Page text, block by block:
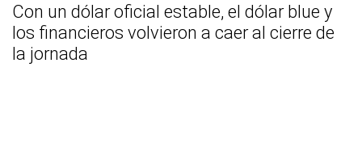
Con un dólar oficial estable, el dólar blue y
los financieros volvieron a caer al cierre de
la jornada